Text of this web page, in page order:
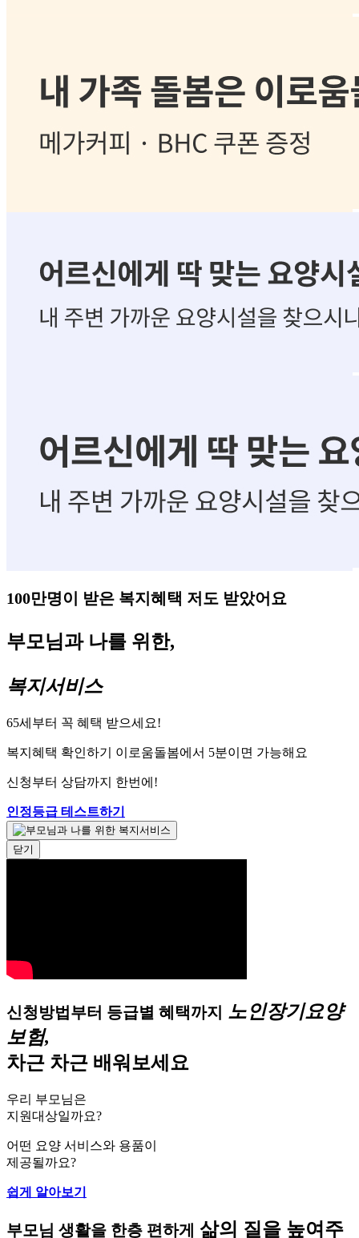
100만명이 받은 복지혜택 저도 받았어요
부모님과 나를 위한,
복지서비스
65세부터 꼭 혜택 받으세요!
복지혜택 확인하기 이로움돌봄에서 5분이면 가능해요
신청부터 상담까지 한번에!
인정등급 테스트하기
닫기
신청방법부터 등급별 혜택까지 노인장기요양
보험,
차근 차근 배워보세요
우리 부모님은
지원대상일까요?
어떤 요양 서비스와 용품이
제공될까요?
쉽게 알아보기
부모님 생활을 한층 편하게 삶의 질을 높여주